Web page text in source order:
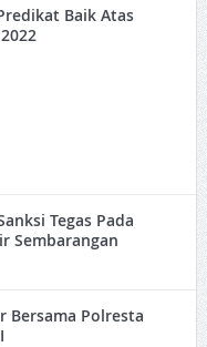
Baik Atas
Tegas Pada
Sembarangan
Bersama Polresta